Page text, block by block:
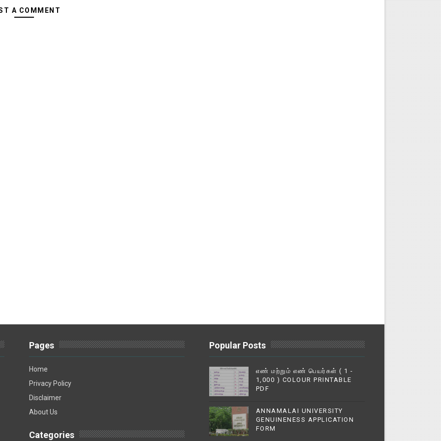
A COMMENT
Pages
Home
Privacy Policy
Disclaimer
About Us
Categories
Popular Posts
எண் மற்றும் எண் பெயர்கள் ( 1 -
1,000 ) COLOUR PRINTABLE
PDF
ANNAMALAI UNIVERSITY
GENUINENESS APPLICATION
FORM